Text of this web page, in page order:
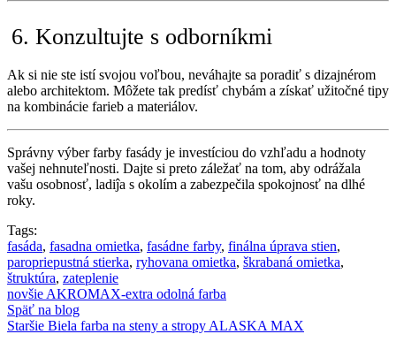
6. Konzultujte s odborníkmi
Ak si nie ste istí svojou voľbou, neváhajte sa poradiť s dizajnérom
alebo architektom. Môžete tak predísť chybám a získať užitočné tipy
na kombinácie farieb a materiálov.
Správny výber farby fasády je investíciou do vzhľadu a hodnoty
vašej nehnuteľnosti. Dajte si preto záležať na tom, aby odrážala
vašu osobnosť, ladiĵa s okolím a zabezpečila spokojnosť na dlhé
roky.
Tags:
fasáda, fasadna omietka, fasádne farby, finálna úprava stien,
paropriepustná stierka, ryhovana omietka, škrabaná omietka,
štruktúra, zateplenie
novšie AKROMAX-extra odolná farba
Späť na blog
Staršie Biela farba na steny a stropy ALASKA MAX